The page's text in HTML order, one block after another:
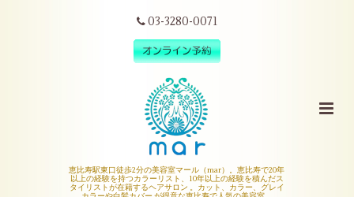
03-3280-0071
恵比寿駅東口徒歩2分の美容室マール（mar）。恵比寿で20年
以上の経験を持つカラーリスト、10年以上の経験を積んだス
タイリストが在籍するヘアサロン 。カット、カラー、グレイ